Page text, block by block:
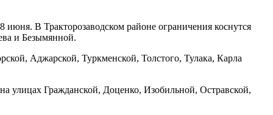
В Тракторозаводском районе ограничения коснутся
и Безымянной.
Аджарской, Туркменской, Толстого, Тулака, Карла
улицах Гражданской, Доценко, Изобильной, Остравской,